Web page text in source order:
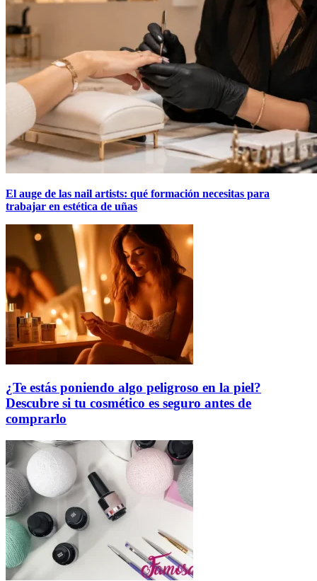
El auge de las nail artists: qué formación necesitas para
trabajar en estética de uñas
¿Te estás poniendo algo peligroso en la piel?
Descubre si tu cosmético es seguro antes de
comprarlo